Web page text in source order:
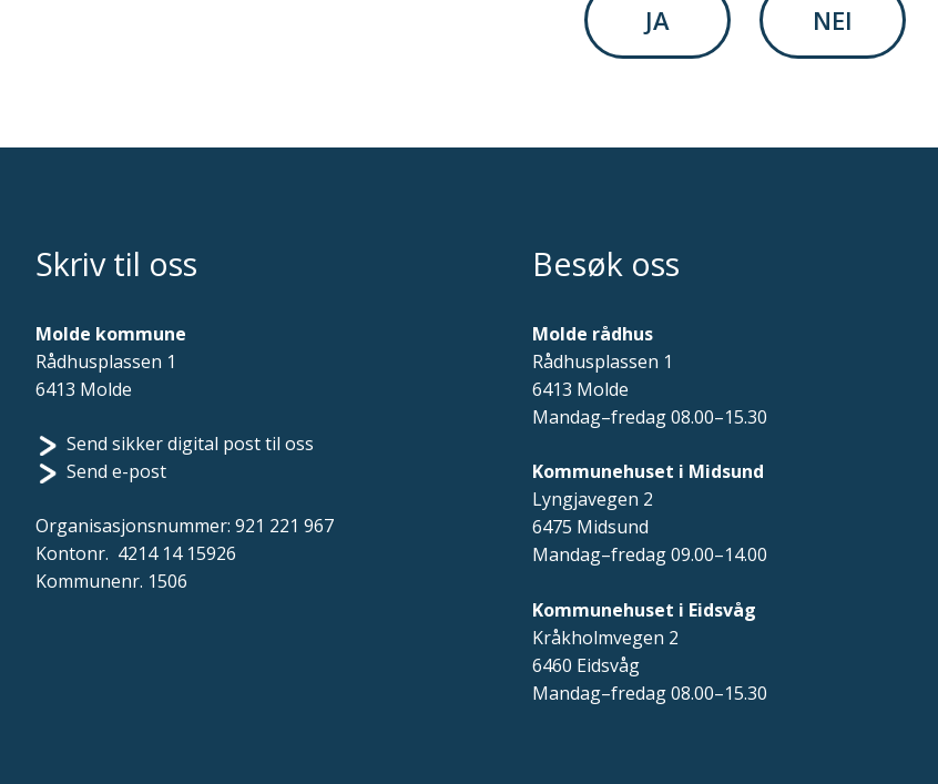
JA NEI
Skriv til oss
Molde kommune
Rådhusplassen 1
6413 Molde
Send sikker digital post til oss
Send e-post
Organisasjonsnummer: 921 221 967
Kontonr. 4214 14 15926
Kommunenr. 1506
Besøk oss
Molde rådhus
Rådhusplassen 1
6413 Molde
Mandag–fredag 08.00–15.30
Kommunehuset i Midsund
Lyngjavegen 2
6475 Midsund
Mandag–fredag 09.00–14.00
Kommunehuset i Eidsvåg
Kråkholmvegen 2
6460 Eidsvåg
Mandag–fredag 08.00–15.30